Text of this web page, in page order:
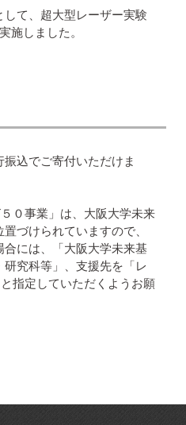
て、超大型レーザー実験
施しました。
込でご寄付いただけま
０事業」は、大阪大学未来
づけられていますので、
には、「大阪大学未来基
究科等」、支援先を「レ
指定していただくようお願